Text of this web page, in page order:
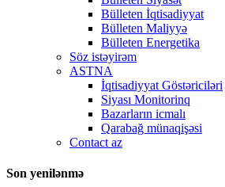
Bülleten İqtisadiyyat
Bülleten Maliyyə
Bülleten Energetika
Söz istəyirəm
ASTNA
İqtisadiyyat Göstəriciləri
Siyası Monitorinq
Bazarların icmalı
Qarabağ münaqişəsi
Contact az
Son yenilənmə